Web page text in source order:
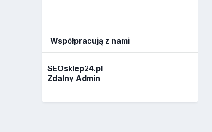
Współpracują z nami
SEOsklep24.pl
Zdalny Admin